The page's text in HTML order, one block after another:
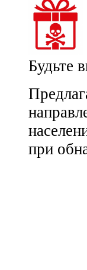
Будьте
при